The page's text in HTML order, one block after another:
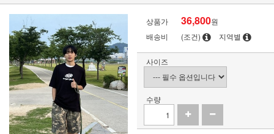
상품가 36,800원
배송비
(조건) 지역별
사이즈
수량